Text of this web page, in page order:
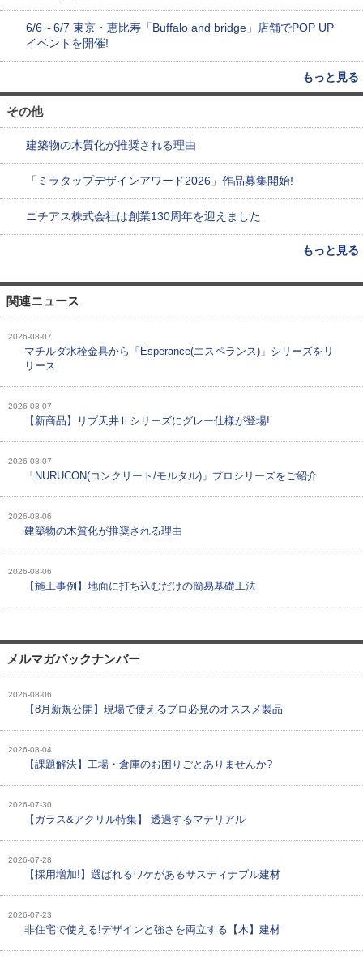
6/6～6/7 東京・恵比寿「Buffalo and bridge」店舗でPOP UP
イベントを開催!
もっと見る
その他
建築物の木質化が推奨される理由
「ミラタップデザインアワード2026」作品募集開始!
ニチアス株式会社は創業130周年を迎えました
もっと見る
関連ニュース
2026-08-07
マチルダ水栓金具から「Esperance(エスペランス)」シリーズをリ
リース
2026-08-07
【新商品】リブ天井Ⅱシリーズにグレー仕様が登場!
2026-08-07
「NURUCON(コンクリート/モルタル)」プロシリーズをご紹介
2026-08-06
建築物の木質化が推奨される理由
2026-08-06
【施工事例】地面に打ち込むだけの簡易基礎工法
メルマガバックナンバー
2026-08-06
【8月新規公開】現場で使えるプロ必見のオススメ製品
2026-08-04
【課題解決】工場・倉庫のお困りごとありませんか?
2026-07-30
【ガラス&アクリル特集】 透過するマテリアル
2026-07-28
【採用増加!】選ばれるワケがあるサスティナブル建材
2026-07-23
非住宅で使える!デザインと強さを両立する【木】建材